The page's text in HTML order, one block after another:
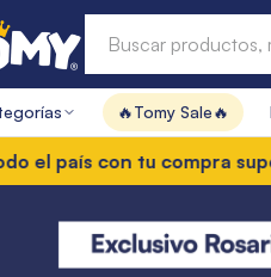
🔥Tomy Sale🔥
con tu compra
Términos más buscados
1.
hot wheels
mochilas
toy story